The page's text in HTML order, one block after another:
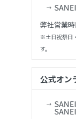
弊社営業
※土日祝祭日
す。
公式オン